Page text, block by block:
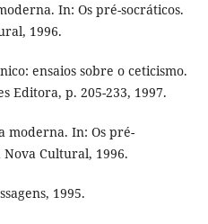
In: Os pré-socráticos.
1996.
ensaios sobre o ceticismo.
Editora, p. 205-233, 1997.
moderna. In: Os pré-
Nova Cultural, 1996.
1995.